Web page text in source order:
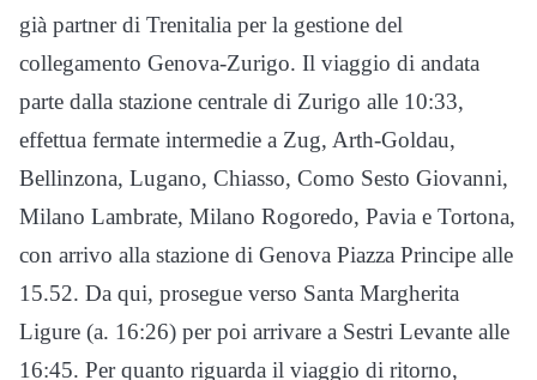
già partner di Trenitalia per la gestione del
collegamento Genova-Zurigo. Il viaggio di andata
parte dalla stazione centrale di Zurigo alle 10:33,
effettua fermate intermedie a Zug, Arth-Goldau,
Bellinzona, Lugano, Chiasso, Como Sesto Giovanni,
Milano Lambrate, Milano Rogoredo, Pavia e Tortona,
con arrivo alla stazione di Genova Piazza Principe alle
15.52. Da qui, prosegue verso Santa Margherita
Ligure (a. 16:26) per poi arrivare a Sestri Levante alle
16:45. Per quanto riguarda il viaggio di ritorno,